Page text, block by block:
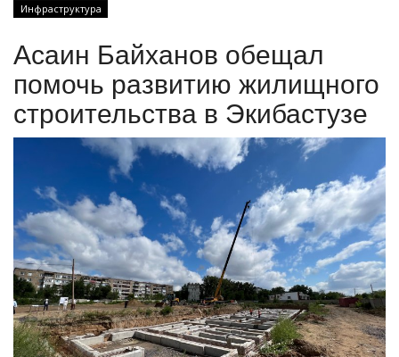
КАЗАХСТАН
СПЕЦПРОЕКТЫ
СПОРТ
Чек-лист
РАЗВЛЕЧЕНИЯ
Инфраструктура
Асаин Байханов обещал
помочь развитию жилищного
строительства в Экибастузе